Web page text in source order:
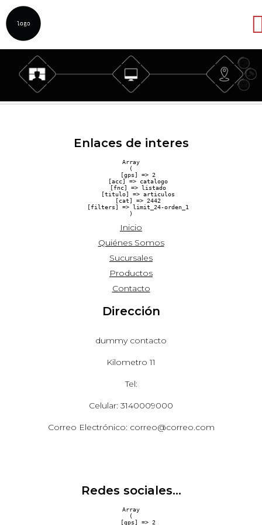
Enlaces de interes
Array
(
    [gps] => 2
    [acc] => catalogo
    [fnc] => listado
    [titulo] => articulos
    [cat] => 2442
    [filters] => limit_24-orden_1
Inicio
Quiénes Somos
Sucursales
Productos
Contacto
Dirección
dummy contacto
Kilometro 11
Tel:
Celular: 3140009000
Correo Electrónico: correo@correo.com
Redes sociales...
Array
(
    [gps] => 2